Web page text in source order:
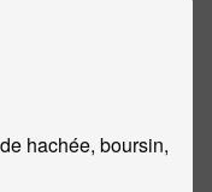
hachée, boursin,